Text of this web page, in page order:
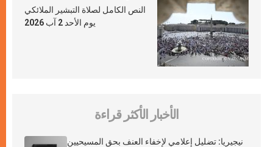
النص الكامل لصلاة التبشير الملائكي
يوم الأحد 2 آب 2026
الأخبار الأكثر قراءة
نيجيريا: تضليل إعلامي لإخفاء العنف بحق المسيحيين